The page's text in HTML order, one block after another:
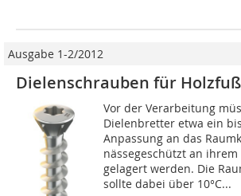
Ausgabe 1-2/2012
Dielenschrauben für
Vor der Verarbeitung
Dielenbretter etwa ein
Anpassung an das
nässegeschützt an
gelagert werden. Die
sollte dabei über 10°C...